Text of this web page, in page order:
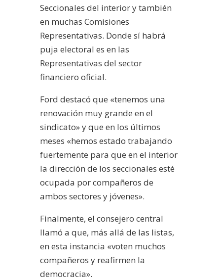
Seccionales del interior y también
en muchas Comisiones
Representativas. Donde sí habrá
puja electoral es en las
Representativas del sector
financiero oficial.
Ford destacó que «tenemos una
renovación muy grande en el
sindicato» y que en los últimos
meses «hemos estado trabajando
fuertemente para que en el interior
la dirección de los seccionales esté
ocupada por compañeros de
ambos sectores y jóvenes».
Finalmente, el consejero central
llamó a que, más allá de las listas,
en esta instancia «voten muchos
compañeros y reafirmen la
democracia».